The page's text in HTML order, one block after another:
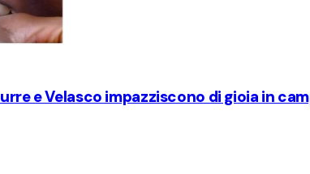
e Velasco impazziscono di gioia in